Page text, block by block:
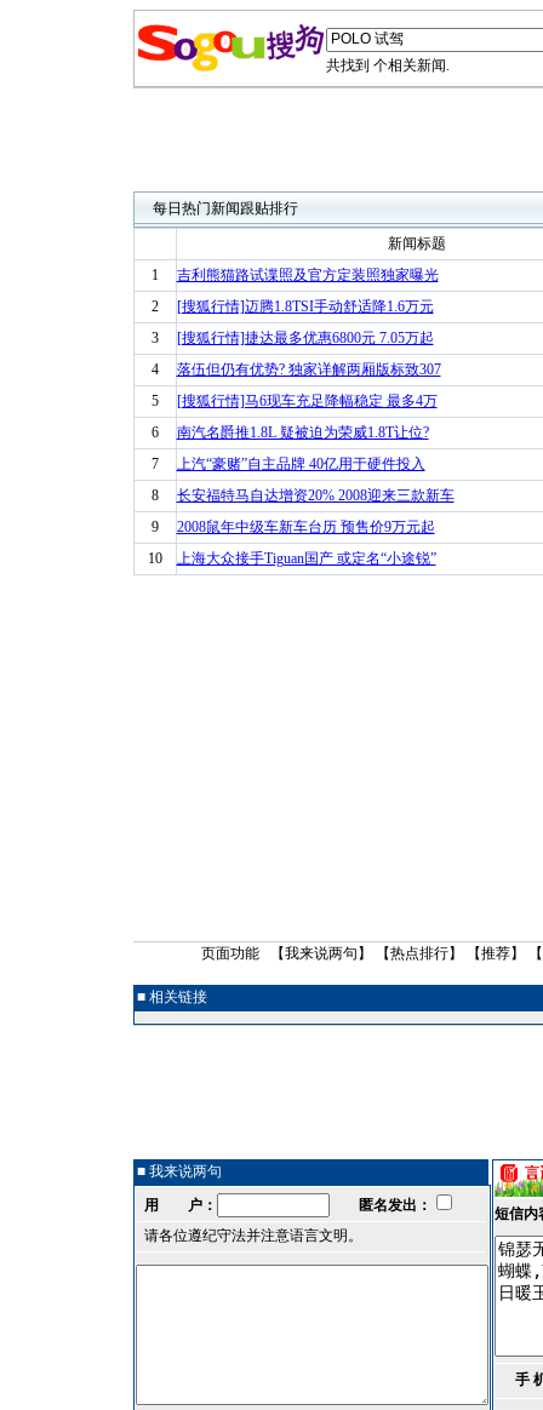
共找到 个相关新闻.
每日热门新闻跟贴排行
新闻标题
1
吉利熊猫路试谍照及官方定装照独家曝光
2
[搜狐行情]迈腾1.8TSI手动舒适降1.6万元
3
[搜狐行情]捷达最多优惠6800元 7.05万起
4
落伍但仍有优势? 独家详解两厢版标致307
5
[搜狐行情]马6现车充足降幅稳定 最多4万
6
南汽名爵推1.8L 疑被迫为荣威1.8T让位?
7
上汽“豪赌”自主品牌 40亿用于硬件投入
8
长安福特马自达增资20% 2008迎来三款新车
9
2008鼠年中级车新车台历 预售价9万元起
10
上海大众接手Tiguan国产 或定名“小途锐”
页面功能 【我来说两句 】 【热点排行】 【推荐】
■ 相关链接
■ 我来说两句
用 户：
匿名发出：
请各位遵纪守法并注意语言文明。
短信内
手